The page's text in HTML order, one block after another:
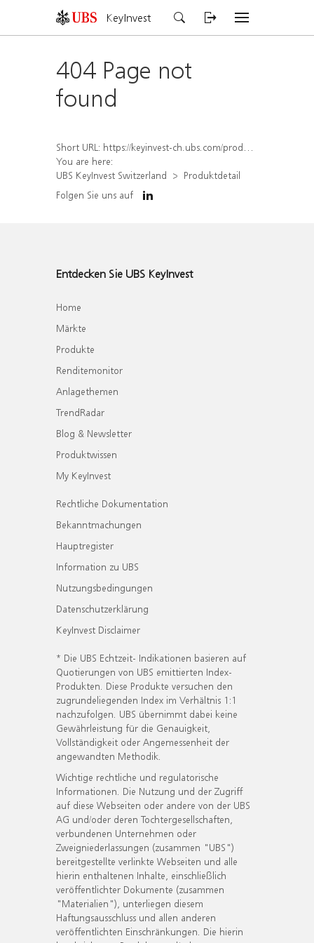
KeyInvest
404 Page not
found
Short URL: https://keyinvest-ch.ubs.com/produkt/detail/index/isin/CH1558308818
You are here:
UBS KeyInvest Switzerland
Produktdetail
Folgen Sie uns auf
Entdecken Sie UBS KeyInvest
Home
Märkte
Produkte
Renditemonitor
Anlagethemen
TrendRadar
Blog & Newsletter
Produktwissen
My KeyInvest
Rechtliche Dokumentation
Bekanntmachungen
Hauptregister
Information zu UBS
Nutzungsbedingungen
Datenschutzerklärung
KeyInvest Disclaimer
* Die UBS Echtzeit- Indikationen basieren auf
Quotierungen von UBS emittierten Index-
Produkten. Diese Produkte versuchen den
zugrundeliegenden Index im Verhältnis 1:1
nachzufolgen. UBS übernimmt dabei keine
Gewährleistung für die Genauigkeit,
Vollständigkeit oder Angemessenheit der
angewandten Methodik.
Wichtige rechtliche und regulatorische
Informationen. Die Nutzung und der Zugriff
auf diese Webseiten oder andere von der UBS
AG und/oder deren Tochtergesellschaften,
verbundenen Unternehmen oder
Zweigniederlassungen (zusammen "UBS")
bereitgestellte verlinkte Webseiten und alle
hierin enthaltenen Inhalte, einschließlich
veröffentlichter Dokumente (zusammen
"Materialien"), unterliegen diesem
Haftungsausschluss und allen anderen
veröffentlichten Einschränkungen. Die hierin